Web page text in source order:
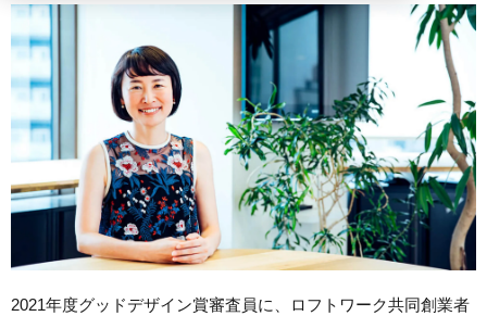
2021年度グッドデザイン賞審査員に、ロフトワーク共同創業者